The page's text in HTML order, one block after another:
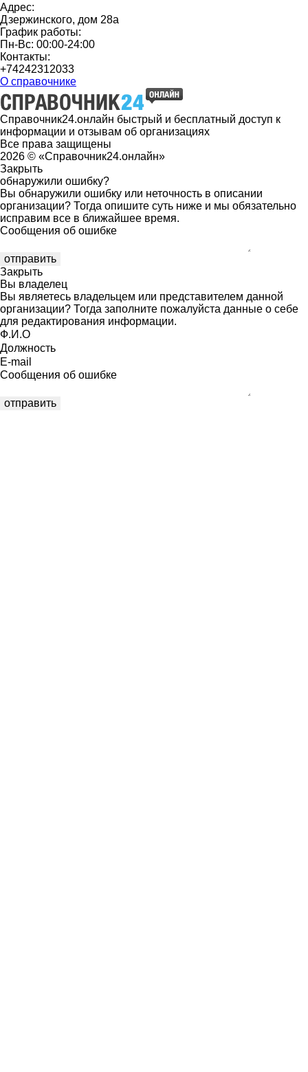
Адрес:
Дзержинского, дом 28а
График работы:
Пн-Вс: 00:00-24:00
Контакты:
+74242312033
О справочнике
Справочник24.онлайн быстрый и бесплатный доступ к
информации и отзывам об организациях
Все права защищены
2026 © «Справочник24.онлайн»
Закрыть
обнаружили ошибку?
Вы обнаружили ошибку или неточность в описании
организации? Тогда опишите суть ниже и мы обязательно
исправим все в ближайшее время.
Сообщения об ошибке
Закрыть
Вы владелец
Вы являетесь владельцем или представителем данной
организации? Тогда заполните пожалуйста данные о себе
для редактирования информации.
Ф.И.О
Должность
E-mail
Сообщения об ошибке